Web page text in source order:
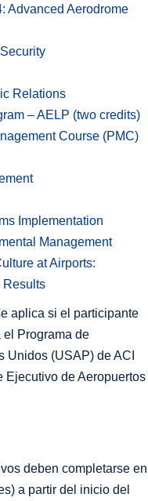
Advanced Aerodrome
Relations
– AELP (two credits)
Course (PMC)
Implementation
Management
at Airports:
Results
aplica si el participante
el Programa de
Unidos (USAP) de ACI
Ejecutivo de Aeropuertos
deben completarse en
a partir del inicio del